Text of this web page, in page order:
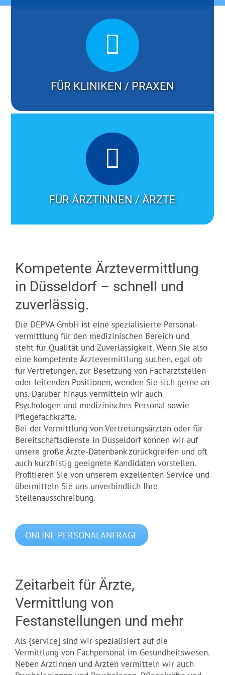
FÜR KLINIKEN / PRAXEN
FÜR ÄRZTINNEN / ÄRZTE
Kompetente Ärztevermittlung
in Düsseldorf – schnell und
zuverlässig.
Die DEPVA GmbH ist eine spezialisierte Personal­
vermittlung für den medizinischen Bereich und
steht für Qualität und Zuverlässigkeit. Wenn Sie also
eine kompetente Ärztevermittlung suchen, egal ob
für Vertretungen, zur Besetzung von Facharzt­stellen
oder leitenden Positionen, wenden Sie sich gerne an
uns. Darüber hinaus vermitteln wir auch
Psychologen und medizinisches Personal sowie
Pflegefachkräfte.
Bei der Vermittlung von Vertretungsärzten oder für
Bereitschafts­­dienste in Düsseldorf können wir auf
unsere große Ärzte-Datenbank zurückgreifen und oft
auch kurzfristig geeignete Kandidaten vorstellen.
Profitieren Sie von unserem exzellenten Service und
übermitteln Sie uns unverbindlich Ihre
Stellenausschreibung.
ONLINE PERSONALANFRAGE
Zeitarbeit für Ärzte,
Vermittlung von
Festanstellungen und mehr
Als {service] sind wir spezialisiert auf die
Vermittlung von Fachpersonal im Gesundheitswesen.
Neben Ärztinnen und Ärzten vermitteln wir auch